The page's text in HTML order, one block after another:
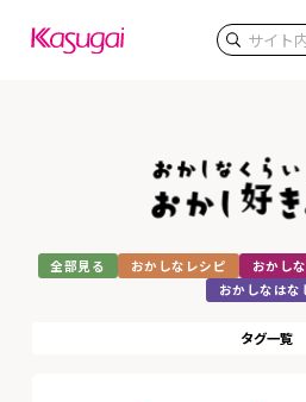
検索
全部見る おかしなレシピ おかし
おかしなはな
タグ一覧